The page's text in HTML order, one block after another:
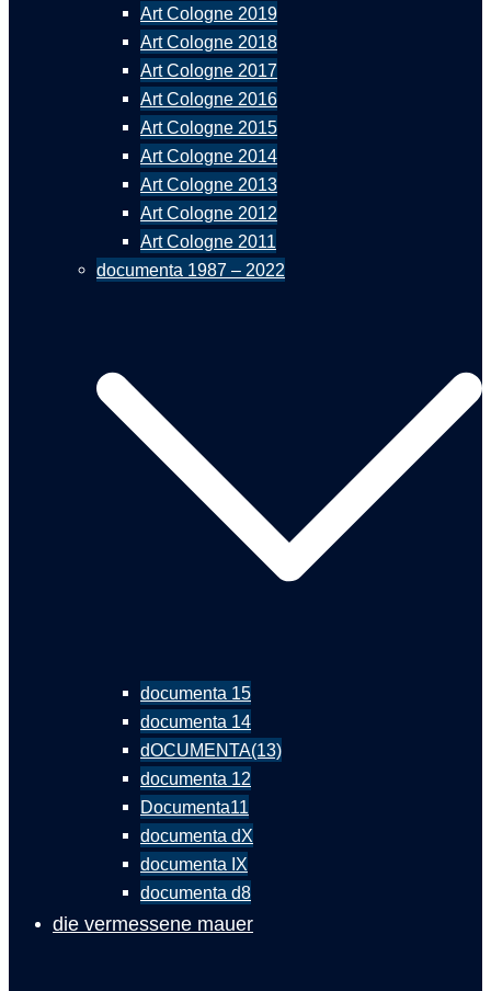
Art Cologne 2019
Art Cologne 2018
Art Cologne 2017
Art Cologne 2016
Art Cologne 2015
Art Cologne 2014
Art Cologne 2013
Art Cologne 2012
Art Cologne 2011
documenta 1987 – 2022
documenta 15
documenta 14
dOCUMENTA(13)
documenta 12
Documenta11
documenta dX
documenta IX
documenta d8
die vermessene mauer